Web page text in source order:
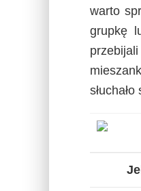
warto
grupkę